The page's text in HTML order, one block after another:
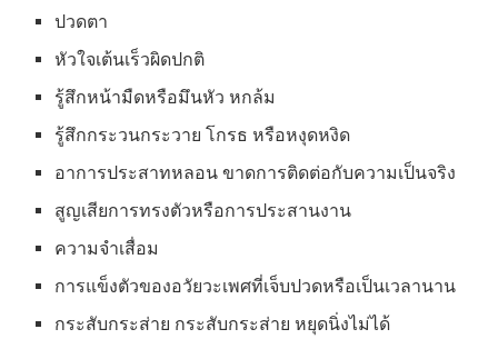
ปวดตา
หัวใจเต้นเร็วผิดปกติ
รู้สึกหน้ามืดหรือมึนหัว หกล้ม
รู้สึกกระวนกระวาย โกรธ หรือหงุดหงิด
อาการประสาทหลอน ขาดการติดต่อกับความเป็นจริง
สูญเสียการทรงตัวหรือการประสานงาน
ความจำเสื่อม
การแข็งตัวของอวัยวะเพศที่เจ็บปวดหรือเป็นเวลานาน
กระสับกระส่าย กระสับกระส่าย หยุดนิ่งไม่ได้